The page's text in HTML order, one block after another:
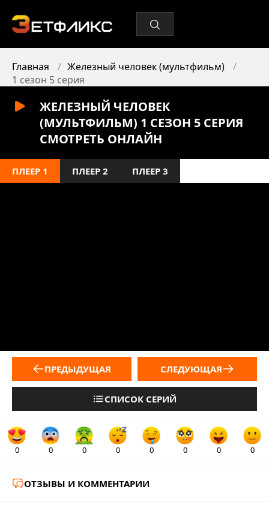
Главная
Железный человек (мультфильм)
1 сезон 5 серия
ЖЕЛЕЗНЫЙ ЧЕЛОВЕК
(МУЛЬТФИЛЬМ) 1 СЕЗОН 5 СЕРИЯ
СМОТРЕТЬ ОНЛАЙН
ПЛЕЕР 1 ПЛЕЕР 2 ПЛЕЕР 3
ПРЕДЫДУЩАЯ
СПИСОК СЕРИЙ
СЛЕДУЮЩАЯ
0 0 0 0 0 0 0 0
ОТЗЫВЫ И КОММЕНТАРИИ